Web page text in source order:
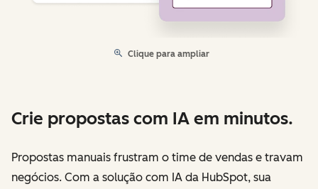
Clique para ampliar
Crie propostas com IA em minutos.
Propostas manuais frustram o time de vendas e travam
negócios. Com a solução com IA da HubSpot, sua